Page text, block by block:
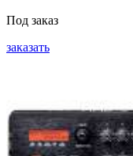
Под заказ
заказать